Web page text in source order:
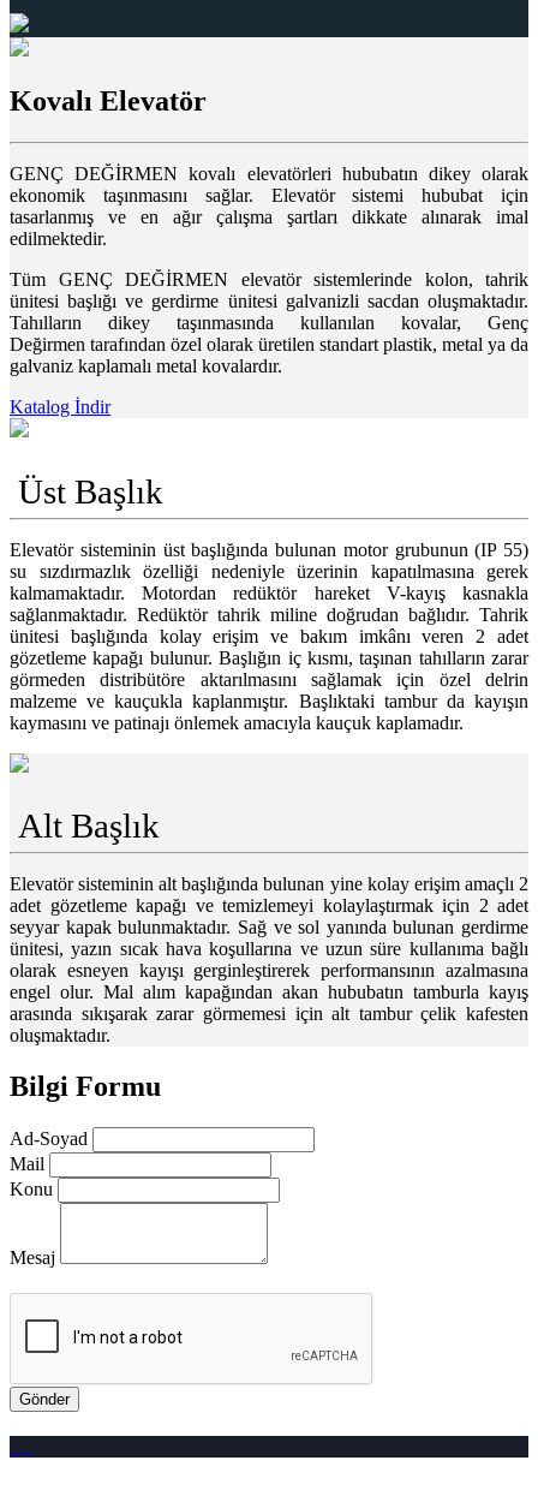
Kovalı Elevatör
GENÇ DEĞİRMEN kovalı elevatörleri hububatın dikey olarak
ekonomik taşınmasını sağlar. Elevatör sistemi hububat için
tasarlanmış ve en ağır çalışma şartları dikkate alınarak imal
edilmektedir.
Tüm GENÇ DEĞİRMEN elevatör sistemlerinde kolon, tahrik
ünitesi başlığı ve gerdirme ünitesi galvanizli sacdan oluşmaktadır.
Tahılların dikey taşınmasında kullanılan kovalar, Genç
Değirmen tarafından özel olarak üretilen standart plastik, metal ya da
galvaniz kaplamalı metal kovalardır.
Katalog İndir
Üst Başlık
Elevatör sisteminin üst başlığında bulunan motor grubunun (IP 55)
su sızdırmazlık özelliği nedeniyle üzerinin kapatılmasına gerek
kalmamaktadır. Motordan redüktör hareket V-kayış kasnakla
sağlanmaktadır. Redüktör tahrik miline doğrudan bağlıdır. Tahrik
ünitesi başlığında kolay erişim ve bakım imkânı veren 2 adet
gözetleme kapağı bulunur. Başlığın iç kısmı, taşınan tahılların zarar
görmeden distribütöre aktarılmasını sağlamak için özel delrin
malzeme ve kauçukla kaplanmıştır. Başlıktaki tambur da kayışın
kaymasını ve patinajı önlemek amacıyla kauçuk kaplamadır.
Alt Başlık
Elevatör sisteminin alt başlığında bulunan yine kolay erişim amaçlı 2
adet gözetleme kapağı ve temizlemeyi kolaylaştırmak için 2 adet
seyyar kapak bulunmaktadır. Sağ ve sol yanında bulunan gerdirme
ünitesi, yazın sıcak hava koşullarına ve uzun süre kullanıma bağlı
olarak esneyen kayışı gerginleştirerek performansının azalmasına
engel olur. Mal alım kapağından akan hububatın tamburla kayış
arasında sıkışarak zarar görmemesi için alt tambur çelik kafesten
oluşmaktadır.
Bilgi Formu
Ad-Soyad
Mail
Konu
Mesaj
Gönder